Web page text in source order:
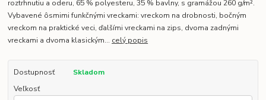
roztrhnutiu a oderu, 65 % polyesteru, 35 % bavlny, s gramážou 260 g/m².
Vybavené ôsmimi funkčnými vreckami: vreckom na drobnosti, bočným
vreckom na praktické veci, ďalšími vreckami na zips, dvoma zadnými
vreckami a dvoma klasickým... celý popis
Dostupnosť
Skladom
Veľkosť